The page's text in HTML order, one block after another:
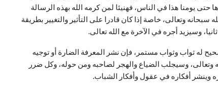
حتى يومنا هذا في الناس، فهنيئا لمن كرمه الله بهذه الرسالة
وتعالى، خاصة إذا كان قادرا على التأثير والتغيير بطريقة
وسيزيد أجره في الآخرة مع الله تعالى.
له ثواب وثواب مستمر، فإن نشر المعرفة الضارة أو توجيه
وسيجلب الضياع والهجر لصاحبه ومن حوله، وكل ضرر
وينشر أفكاره في عقول وأفكار الشباب.